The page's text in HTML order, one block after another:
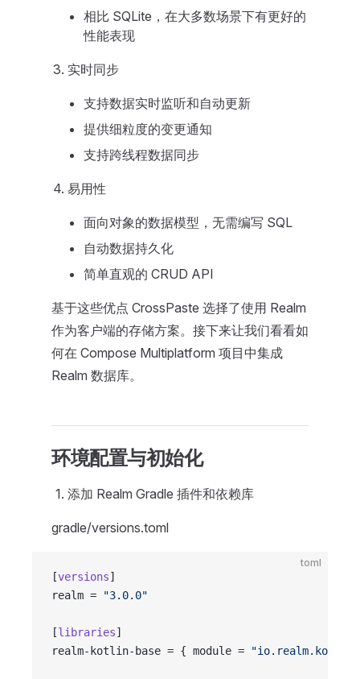
相比 SQLite，在大多数场景下有更好的
性能表现
实时同步
支持数据实时监听和自动更新
提供细粒度的变更通知
支持跨线程数据同步
易用性
面向对象的数据模型，无需编写 SQL
自动数据持久化
简单直观的 CRUD API
基于这些优点 CrossPaste 选择了使用 Realm
作为客户端的存储方案。接下来让我们看看如
何在 Compose Multiplatform 项目中集成
Realm 数据库。
环境配置与初始化
添加 Realm Gradle 插件和依赖库
gradle/versions.toml
toml
[versions]
realm =
"3.0.0"
[libraries]
realm-kotlin-base = { module =